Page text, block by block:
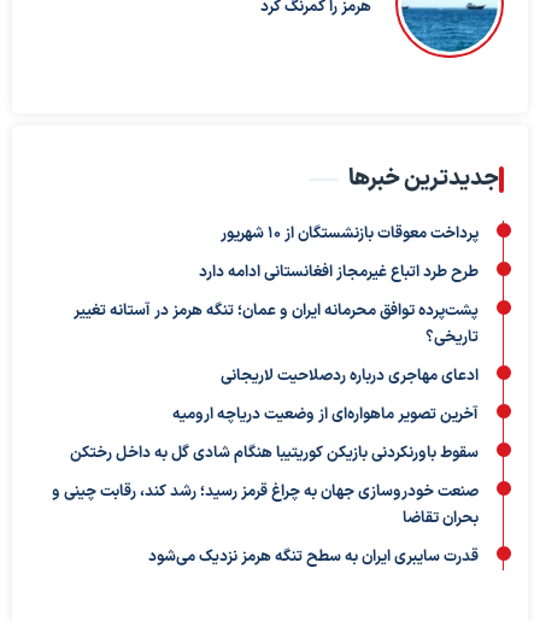
هرمز را کمرنگ کرد
جدیدترین خبرها
پرداخت معوقات بازنشستگان از ۱۰ شهریور
طرح طرد اتباع غیرمجاز افغانستانی ادامه دارد
پشت‌پرده توافق محرمانه ایران و عمان؛ تنگه هرمز در آستانه تغییر
تاریخی؟
ادعای مهاجری درباره ردصلاحیت لاریجانی
آخرین تصویر ماهواره‌ای از وضعیت دریاچه ارومیه
سقوط باورنکردنی بازیکن کوریتیبا هنگام شادی گل به داخل رختکن
صنعت خودروسازی جهان به چراغ قرمز رسید؛ رشد کند، رقابت چینی و
بحران تقاضا
قدرت سایبری ایران به سطح تنگه هرمز نزدیک می‌شود